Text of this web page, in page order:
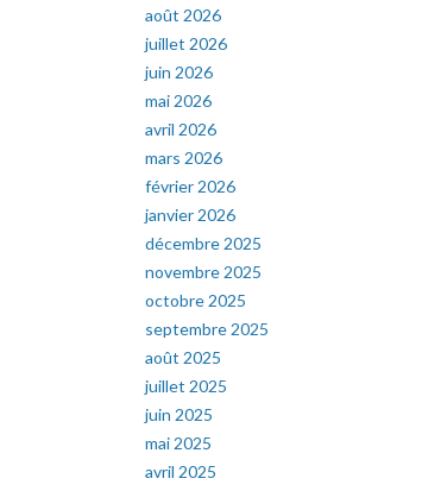
août 2026
juillet 2026
juin 2026
mai 2026
avril 2026
mars 2026
février 2026
janvier 2026
décembre 2025
novembre 2025
octobre 2025
septembre 2025
août 2025
juillet 2025
juin 2025
mai 2025
avril 2025